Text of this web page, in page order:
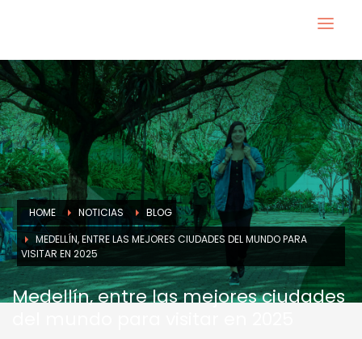
HOME NOTICIAS
BLOG
MEDELLÍN, ENTRE LAS MEJORES CIUDADES DEL MUNDO PARA
VISITAR EN 2025
Medellín, entre las mejores ciudades